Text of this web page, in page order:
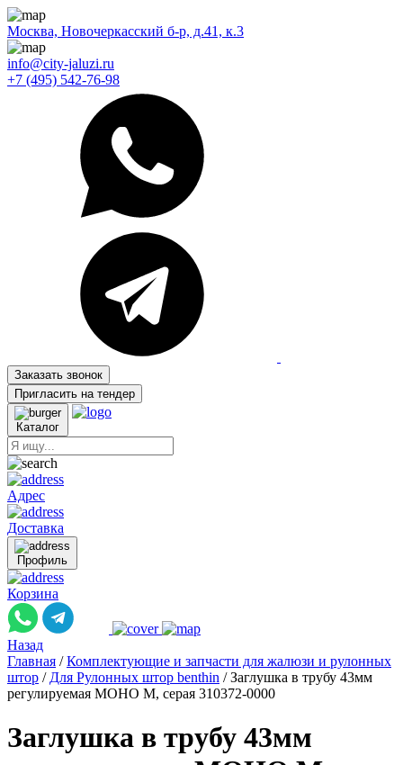
Москва, Новочеркасский б-р, д.41, к.3
info@city-jaluzi.ru
+7 (495) 542-76-98
Заказать звонок
Пригласить на тендер
Каталог
Адрес
Доставка
Профиль
Корзина
Назад
Главная / Комплектующие и запчасти для жалюзи и рулонных
штор / Для Рулонных штор benthin / Заглушка в трубу 43мм
регулируемая МОНО M, серая 310372-0000
Заглушка в трубу 43мм